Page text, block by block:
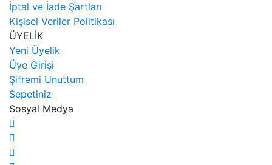
İptal ve İade Şartları
Kişisel Veriler Politikası
ÜYELİK
Yeni Üyelik
Üye Girişi
Şifremi Unuttum
Sepetiniz
Sosyal Medya